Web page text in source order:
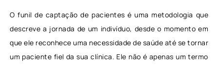
O funil de captação de pacientes é uma metodologia que
descreve a jornada de um indivíduo, desde o momento em
que ele reconhece uma necessidade de saúde até se tornar
um paciente fiel da sua clínica. Ele não é apenas um termo